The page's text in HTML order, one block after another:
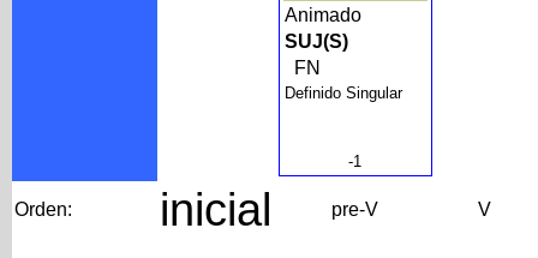
Animado
SUJ(S)
FN
Definido Singular
-1
Orden: inicial pre-V V